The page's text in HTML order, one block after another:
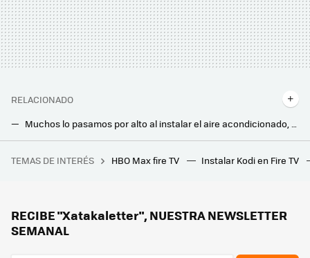
RELACIONADO
Manuel Amate, electricista, sobre esta función del aire acondicionado: “puede mejorar significativamente la comodidad y la salud”
Canarias tiene una patata caliente entre manos. Una gigantesca estatua franquista que ni Franco quiso
TEMAS DE INTERÉS HBO Max fire TV Instalar Kodi en Fire TV
RECIBE "Xatakaletter", NUESTRA NEWSLETTER
SEMANAL